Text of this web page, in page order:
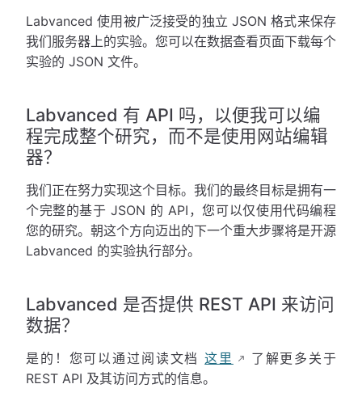
Labvanced 使用被广泛接受的独立 JSON 格式来保存
我们服务器上的实验。您可以在数据查看页面下载每个
实验的 JSON 文件。
Labvanced 有 API 吗，以便我可以编
程完成整个研究，而不是使用网站编辑
器？
我们正在努力实现这个目标。我们的最终目标是拥有一
个完整的基于 JSON 的 API，您可以仅使用代码编程
您的研究。朝这个方向迈出的下一个重大步骤将是开源
Labvanced 的实验执行部分。
Labvanced 是否提供 REST API 来访问
数据？
是的！您可以通过阅读文档这里
了解更多关于
REST API 及其访问方式的信息。